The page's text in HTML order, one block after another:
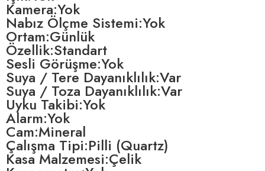
Kamera:Yok
Nabız Ölçme Sistemi:Yok
Ortam:Günlük
Özellik:Standart
Sesli Görüşme:Yok
Suya / Tere Dayanıklılık:Var
Suya / Toza Dayanıklılık:Var
Uyku Takibi:Yok
Alarm:Yok
Cam:Mineral
Çalışma Tipi:Pilli (Quartz)
Kasa Malzemesi:Çelik